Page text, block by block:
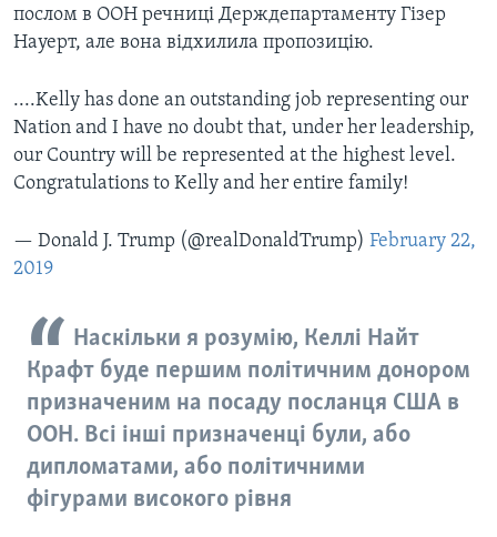
послом в ООН речниці Держдепартаменту Гізер
Науерт, але вона відхилила пропозицію.
....Kelly has done an outstanding job representing our
Nation and I have no doubt that, under her leadership,
our Country will be represented at the highest level.
Congratulations to Kelly and her entire family!
— Donald J. Trump (@realDonaldTrump) February 22,
2019
Наскільки я розумію, Келлі Найт
Крафт буде першим політичним донором
призначеним на посаду посланця США в
ООН. Всі інші призначенці були, або
дипломатами, або політичними
фігурами високого рівня